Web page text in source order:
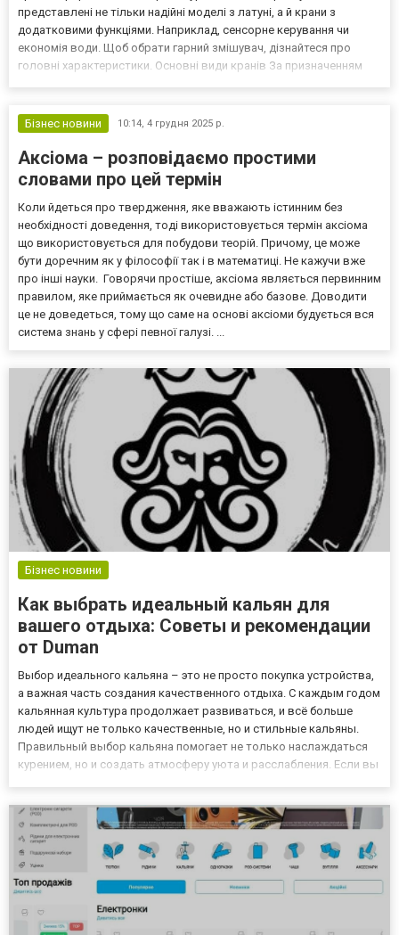
представлені не тільки надійні моделі з латуні, а й крани з
додатковими функціями. Наприклад, сенсорне керування чи
економія води. Щоб обрати гарний змішувач, дізнайтеся про
головні характеристики. Основні види кранів За призначенням
Бізнес новини
10:14, 4 грудня 2025 р.
Аксіома – розповідаємо простими
словами про цей термін
Коли йдеться про твердження, яке вважають істинним без
необхідності доведення, тоді використовується термін аксіома
що використовується для побудови теорій. Причому, це може
бути доречним як у філософії так і в математиці. Не кажучи вже
про інші науки. Говорячи простіше, аксіома являється первинним
правилом, яке приймається як очевидне або базове. Доводити
це не доведеться, тому що саме на основі аксіоми будується вся
система знань у сфері певної галузі. ...
Бізнес новини
Как выбрать идеальный кальян для
вашего отдыха: Советы и рекомендации
от Duman
Выбор идеального кальяна – это не просто покупка устройства,
а важная часть создания качественного отдыха. С каждым годом
кальянная культура продолжает развиваться, и всё больше
людей ищут не только качественные, но и стильные кальяны.
Правильный выбор кальяна помогает не только наслаждаться
курением, но и создать атмосферу уюта и расслабления. Если вы